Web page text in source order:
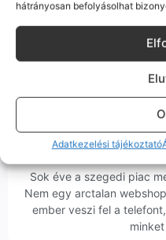
hátrányosan befolyásolhat
Adatkezelési tájékoztató
tökéletesen és hibátlanul
S-széria) a gyárinál
termékleírásban
100%
Sok éve a szegedi piac
Nem egy arctalan
ember veszi fel a